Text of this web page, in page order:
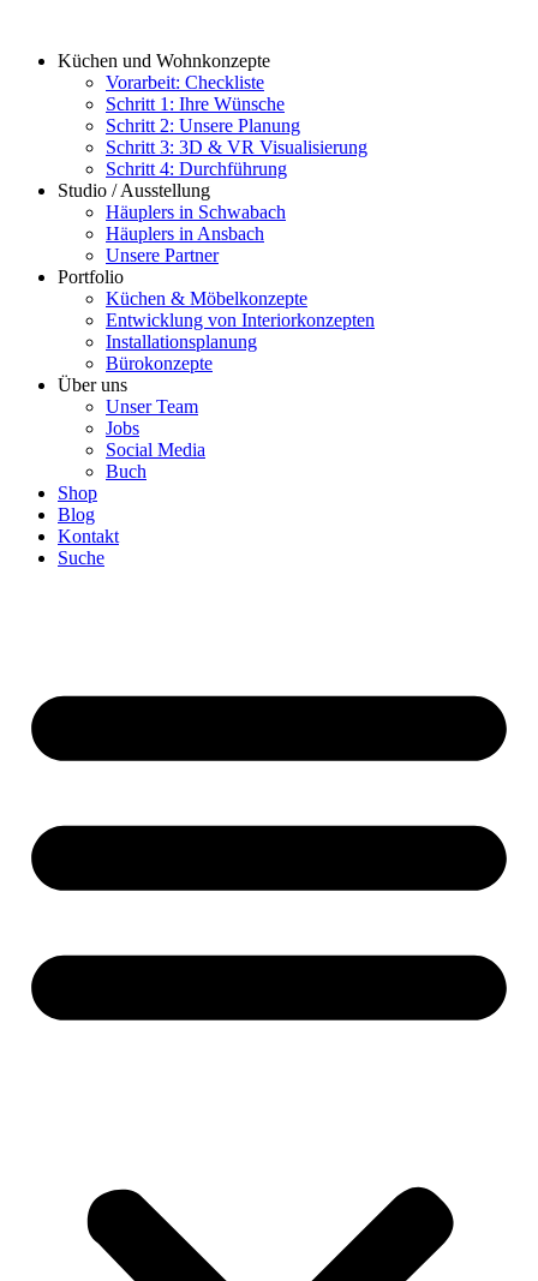
springenKüchen und Wohnkonzepte
Vorarbeit: Checkliste
Schritt 1: Ihre Wünsche
Schritt 2: Unsere Planung
Schritt 3: 3D & VR Visualisierung
Schritt 4: Durchführung
Studio / Ausstellung
Häuplers in Schwabach
Häuplers in Ansbach
Unsere Partner
Portfolio
Küchen & Möbelkonzepte
Entwicklung von Interiorkonzepten
Installationsplanung
Bürokonzepte
Über uns
Unser Team
Jobs
Social Media
Buch
Shop
Blog
Kontakt
Suche